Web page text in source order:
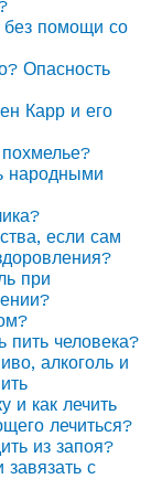
без помощи со
Опасность
Карр и его
народными
если сам
при
пить человека?
алкоголь и
и как лечить
лечиться?
из запоя?
завязать с